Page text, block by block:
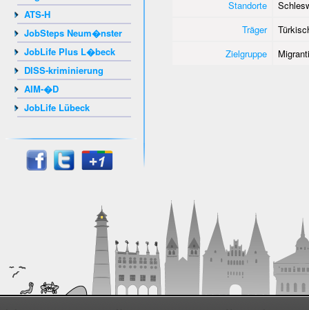
ATS-H
JobSteps Neum�nster
JobLife Plus L�beck
DISS-kriminierung
AIM-�D
JobLife Lübeck
Standorte
Träger
Zielgruppe